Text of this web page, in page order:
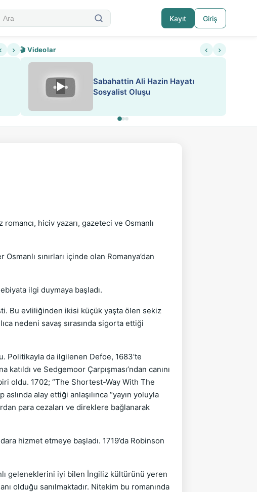
Kayıt Giriş
›
ESA 'da Sen de Paylaş
🎬 Videolar ‹ ›
▶
ATEŞ YAKMAK KONU ÖZET J.
LONDON
hiciv yazarı, gazeteci ve Osmanlı
Osmanlı sınırları içinde olan Romanya’dan
ilgi duymaya başladı.
Bu evliliğinden ikisi küçük yaşta ölen sekiz
nedeni savaş sırasında sigorta ettiği
Politikayla da ilgilenen Defoe, 1683’te
ve Sedgemoor Çarpışması’ndan canını
oldu. 1702; “The Shortest-Way With The
alay ettiği anlaşılınca “yayın yoluyla
para cezaları ve direklere bağlanarak
hizmet etmeye başladı. 1719’da Robinson
geleneklerini iyi bilen İngiliz kültürünü yeren
olduğu sanılmaktadır. Nitekim bu romanında